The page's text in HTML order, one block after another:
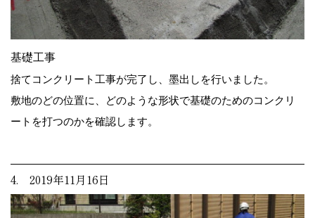
基礎工事
捨てコンクリート工事が完了し、墨出しを行いました。
敷地のどの位置に、どのような形状で基礎のためのコンクリ
ートを打つのかを確認します。
4. 2019年11月16日